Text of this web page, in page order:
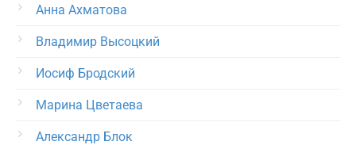
Анна Ахматова
Владимир Высоцкий
Иосиф Бродский
Марина Цветаева
Александр Блок